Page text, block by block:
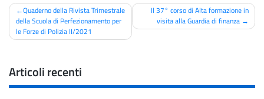
Navigazione
articoli
Quaderno della Rivista Trimestrale
della Scuola di Perfezionamento per
le Forze di Polizia II/2021
Il 37° corso di Alta formazione in
visita alla Guardia di finanza
Articoli recenti